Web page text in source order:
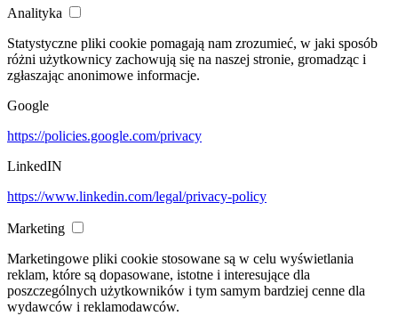
Analityka
Statystyczne pliki cookie pomagają nam zrozumieć, w jaki sposób
różni użytkownicy zachowują się na naszej stronie, gromadząc i
zgłaszając anonimowe informacje.
Google
https://policies.google.com/privacy
LinkedIN
https://www.linkedin.com/legal/privacy-policy
Marketing
Marketingowe pliki cookie stosowane są w celu wyświetlania
reklam, które są dopasowane, istotne i interesujące dla
poszczególnych użytkowników i tym samym bardziej cenne dla
wydawców i reklamodawców.